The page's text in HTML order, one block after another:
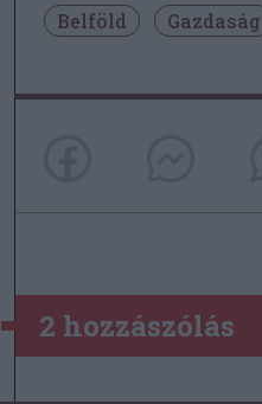
Belföld Gazdaság
2 hozzászólás